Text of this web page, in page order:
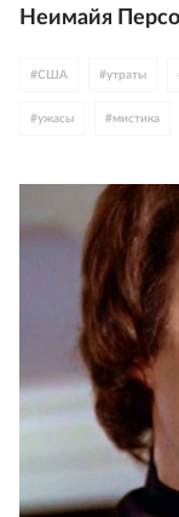
Неимайя
#США #утраты
#ужасы #мистика